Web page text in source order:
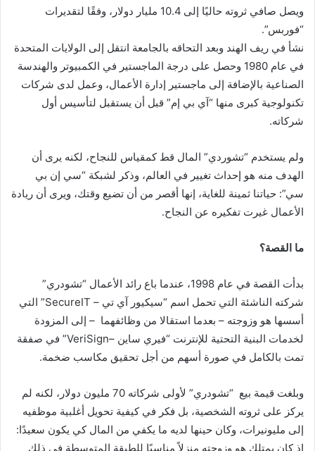
ويصل صافي ثروته حاليًا إلى 10.4 مليار دولار، وفقًا لتقديرات
“فوربس”.
نشأ في ريف الهند وبعد التحاقه بالجامعة انتقل إلى الولايات المتحدة
في عام 1980 وحصل على درجة الماجستير في الكمبيوتر والهندسة
الصناعية بالإضافة إلى ماجستير إدارة الأعمال، وعمل لدى شركات
تكنولوجية كبرى منها “آي بي إم” قبل أن يستقبل لتأسيس أول
شركاته.
ولم يستخدم “تشوردي” المال قط كمقياس للنجاح، لكنه يرى أن
الهدف منه هو إحداث تغيير في العالم، وذكر لشبكة “سي إن بي
سي”: حياتنا ثمينة للغاية، إنها أقصر من أن تضيع وقتك، ويرى أن ريادة
الأعمال غيرت تفكيره عن النجاح.
ما القصة؟
بدأت القصة في عام 1998، عندما باع رائد الأعمال “تشودري”
شركته الناشئة التي تحمل اسم “سيكيور آي تي – SecureIT” التي
أسسها هو وزوجته – بعدما استقالا من وظائفهما – إلى المزودة
لخدمات البنية التحتية للإنترنت “فيري ساين –VeriSign” في صفقة
تمت بالكامل في صورة أسهم من أجل تحقيق مكاسب ضخمة.
وبلغت قيمة بيع “تشودري” لأولى شركاته 70 مليون دولار، لكنه لم
يركز على ثروته الشخصية، بل فكر في كيفية تحويل أغلبية موظفيه
إلى مليونيرات، وكان حينها لديه ما يكفي من المال كي يكون سعيدًا:
إذ كان يمتلك هو وزوجته منزلاً مناسبًا للطبقة المتوسطة في ذلك